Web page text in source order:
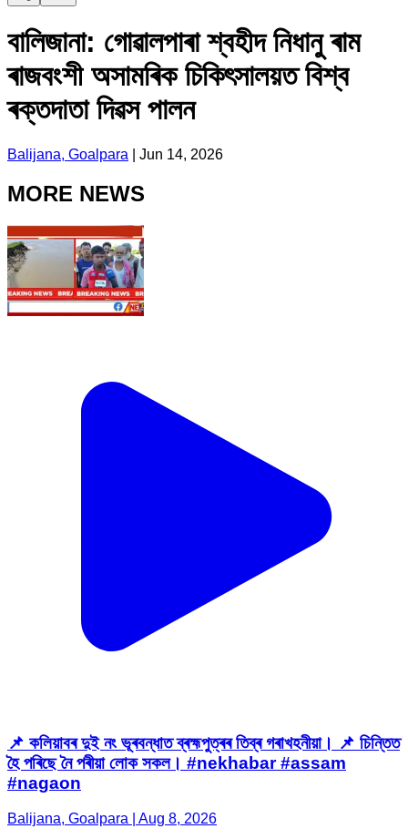
বালিজানা: গোৱালপাৰা শ্বহীদ নিধানু ৰাম
ৰাজবংশী অসামৰিক চিকিৎসালয়ত বিশ্ব
ৰক্তদাতা দিৱস পালন
Balijana, Goalpara Jun 14, 2026
MORE NEWS
📌 কলিয়াবৰ দুই নং ভূৰবন্ধাত ব্ৰহ্মপুত্ৰৰ তিব্ৰ গৰাখহনীয়া। 📌 চিন্তিত
হৈ পৰিছে নৈ পৰীয়া লোক সকল। #nekhabar #assam
#nagaon
Balijana, Goalpara | Aug 8, 2026